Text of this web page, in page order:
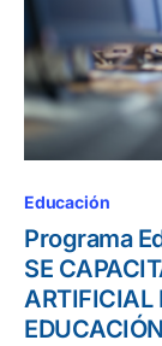
Educación
Programa
SE
ARTIFICIAL